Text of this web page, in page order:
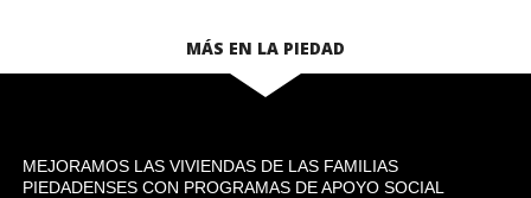
MÁS EN LA PIEDAD
MEJORAMOS LAS VIVIENDAS DE LAS FAMILIAS
PIEDADENSES CON PROGRAMAS DE APOYO SOCIAL